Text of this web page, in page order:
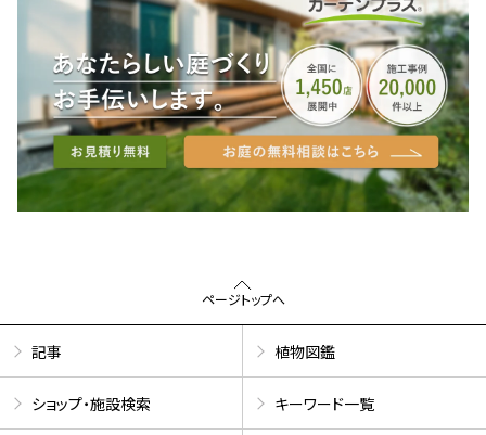
ページトップへ
記事 植物図鑑
ショップ・施設検索 キーワード一覧